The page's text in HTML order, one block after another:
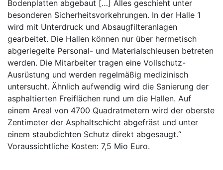
Bodenplatten abgebaut […] Alles geschieht unter
besonderen Sicherheitsvorkehrungen. In der Halle 1
wird mit Unterdruck und Absaugfilteranlagen
gearbeitet. Die Hallen können nur über hermetisch
abgeriegelte Personal- und Materialschleusen betreten
werden. Die Mitarbeiter tragen eine Vollschutz-
Ausrüstung und werden regelmäßig medizinisch
untersucht. Ähnlich aufwendig wird die Sanierung der
asphaltierten Freiflächen rund um die Hallen. Auf
einem Areal von 4700 Quadratmetern wird der oberste
Zentimeter der Asphaltschicht abgefräst und unter
einem staubdichten Schutz direkt abgesaugt.“
Voraussichtliche Kosten: 7,5 Mio Euro.